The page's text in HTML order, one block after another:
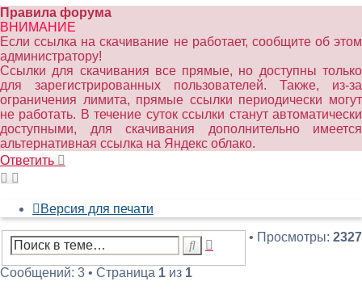
Правила форума
ВНИМАНИЕ
Если ссылка на скачивание не работает, сообщите об этом
администратору!
Ссылки для скачивания все прямые, но доступны только
для зарегистрированных пользователей. Также, из-за
ограничения лимита, прямые ссылки периодически могут
не работать. В течение суток ссылки станут автоматически
доступными, для скачивания дополнительно имеется
альтернативная ссылка на Яндекс облако.
Ответить
Версия для печати
• Просмотры: 2327
ПоискРасширенный
Сообщений: 3 • Страница 1 из 1